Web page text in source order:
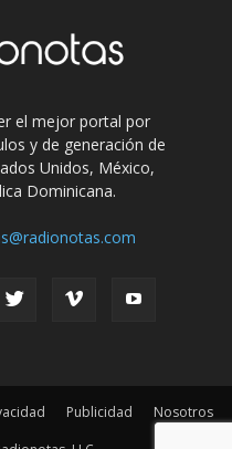
el mejor portal por
y de generación de
Unidos, México,
Dominicana.
Publicidad
Nosotros